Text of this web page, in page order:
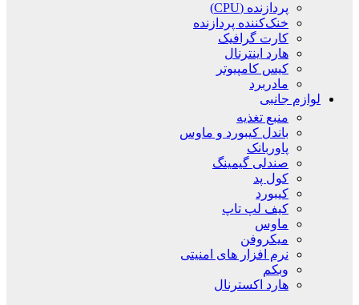
پردازنده (CPU)
خنک‌کننده پردازنده
کارت گرافیک
هارد اینترنال
کیس کامپیوتر
مادربرد
لوازم جانبی
منبع تغذیه
باندل کیبورد و ماوس
پاوربانک
صندلی گیمینگ
کول پد
کیبورد
کیف لپ تاپ
ماوس
میکروفن
نرم افزار های امنیتی
وبکم
هارد اکسترنال